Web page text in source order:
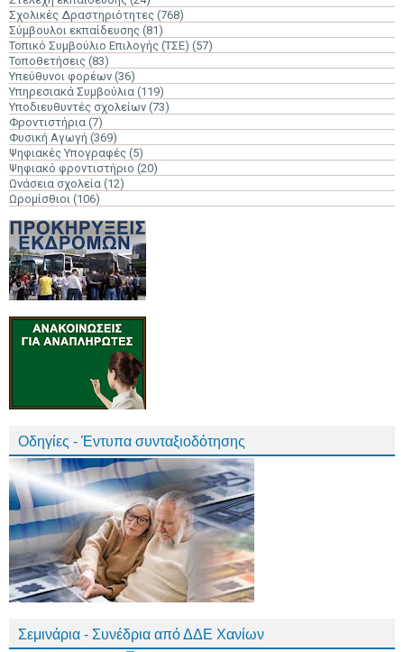
Σχολικές Δραστηριότητες (768)
Σύμβουλοι εκπαίδευσης (81)
Τοπικό Συμβούλιο Επιλογής (ΤΣΕ) (57)
Τοποθετήσεις (83)
Υπεύθυνοι φορέων (36)
Υπηρεσιακά Συμβούλια (119)
Υποδιευθυντές σχολείων (73)
Φροντιστήρια (7)
Φυσική Αγωγή (369)
Ψηφιακές Υπογραφές (5)
Ψηφιακό φροντιστήριο (20)
Ωνάσεια σχολεία (12)
Ωρομίσθιοι (106)
Οδηγίες - Έντυπα συνταξιοδότησης
Σεμινάρια - Συνέδρια από ΔΔΕ Χανίων